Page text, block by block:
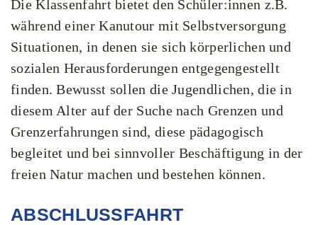
Die Klassenfahrt bietet den Schüler:innen z.B.
während einer Kanutour mit Selbstversorgung
Situationen, in denen sie sich körperlichen und
sozialen Herausforderungen entgegengestellt
finden. Bewusst sollen die Jugendlichen, die in
diesem Alter auf der Suche nach Grenzen und
Grenzerfahrungen sind, diese pädagogisch
begleitet und bei sinnvoller Beschäftigung in der
freien Natur machen und bestehen können.
ABSCHLUSSFAHRT